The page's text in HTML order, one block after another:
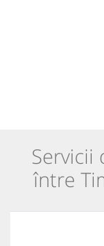
între